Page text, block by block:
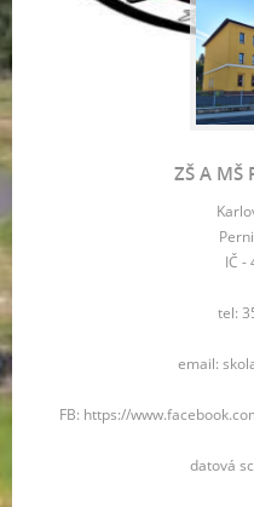
ZŠ A MŠ
IČ -
tel:
email:
FB: https://
datová